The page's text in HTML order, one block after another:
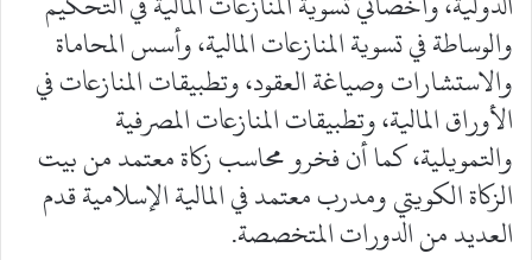
والوساطة في تسوية المنازعات المالية، وأسس المحاماة
والاستشارات وصياغة العقود، وتطبيقات المنازعات في
الأوراق المالية، وتطبيقات المنازعات المصرفية
والتمويلية، كما أن فخرو محاسب زكاة معتمد من بيت
الزكاة الكويتي ومدرب معتمد في المالية الإسلامية قدم
العديد من الدورات المتخصصة.